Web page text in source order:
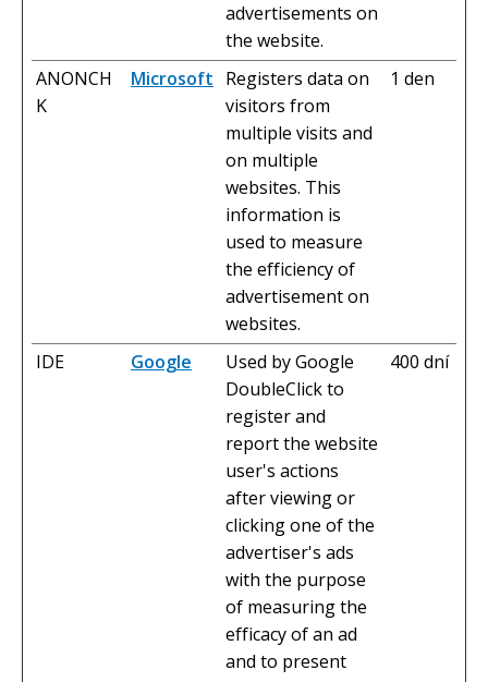
advertisements on
the website.
ANONCH
K
Microsoft Registers data on
visitors from
multiple visits and
on multiple
websites. This
information is
used to measure
the efficiency of
advertisement on
websites.
1 den
IDE Google
Used by Google
DoubleClick to
register and
report the website
user's actions
after viewing or
clicking one of the
advertiser's ads
with the purpose
of measuring the
efficacy of an ad
and to present
400 dní